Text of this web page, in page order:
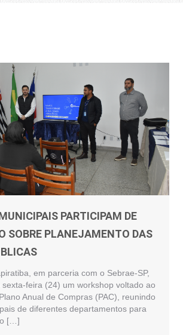
PARTICIPAM DE
SOBRE PLANEJAMENTO DAS
em parceria com o Sebrae-SP,
feira (24) um workshop voltado ao
Anual de Compras (PAC), reunindo
de diferentes departamentos para
[…]